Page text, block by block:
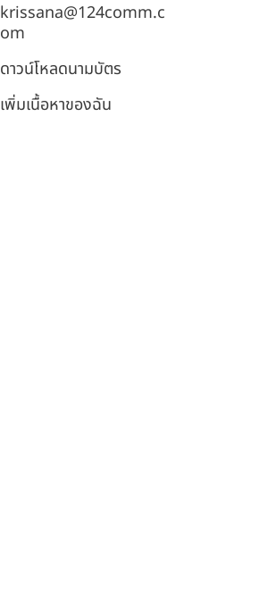
krissana@124comm.c
om
ดาวน์โหลดนามบัตร
เพิ่มเนื้อหาของฉัน